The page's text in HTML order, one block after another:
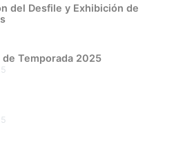
del Desfile y Exhibición de
Temporada 2025